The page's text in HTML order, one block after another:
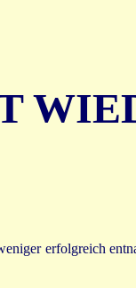
erfolgreich